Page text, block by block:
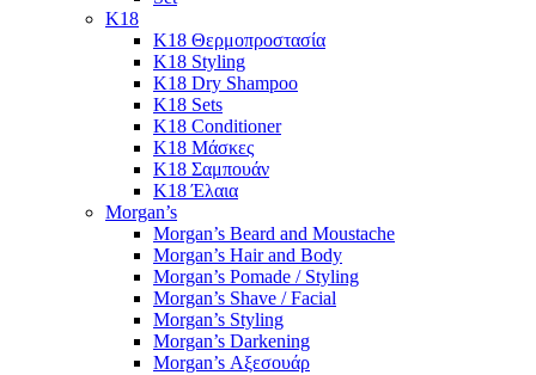
K18
K18 Θερμοπροστασία
K18 Styling
K18 Dry Shampoo
K18 Sets
K18 Conditioner
K18 Μάσκες
K18 Σαμπουάν
K18 Έλαια
Morgan’s
Morgan’s Beard and Moustache
Morgan’s Hair and Body
Morgan’s Pomade / Styling
Morgan’s Shave / Facial
Morgan’s Styling
Morgan’s Darkening
Morgan’s Αξεσουάρ